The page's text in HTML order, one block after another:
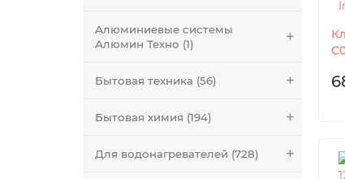
Алюминиевые системы
Алюмин Техно (1)
Бытовая техника (56)
Бытовая химия (194)
Для водонагревателей (728)